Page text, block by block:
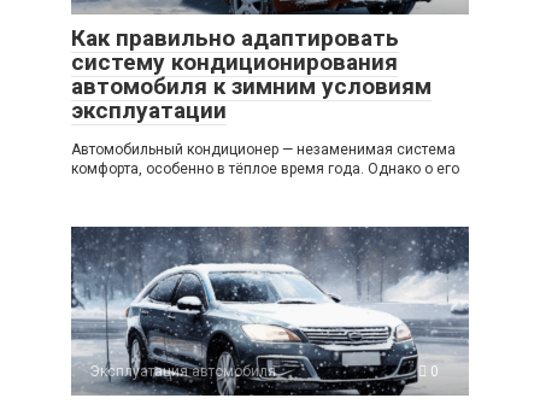
Как правильно адаптировать
систему кондиционирования
автомобиля к зимним условиям
эксплуатации
Автомобильный кондиционер — незаменимая система
комфорта, особенно в тёплое время года. Однако о его
Эксплуатация автомобиля 0